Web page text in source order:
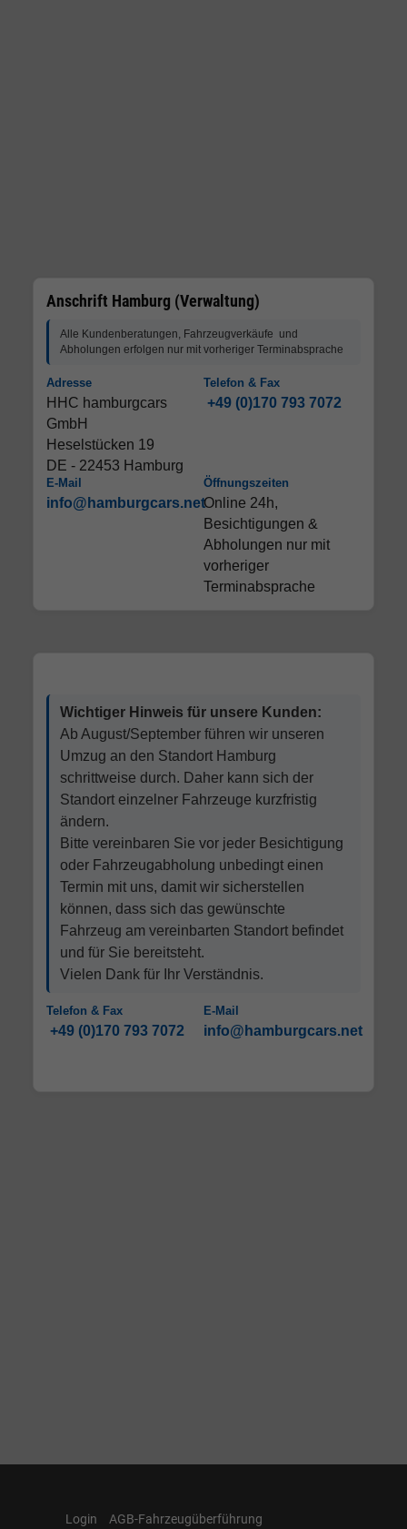
Anschrift Hamburg (Verwaltung)
Alle Kundenberatungen, Fahrzeugverkäufe und
Abholungen erfolgen nur mit vorheriger Terminabsprache
Adresse
HHC hamburgcars
GmbH
Heselstücken 19
DE - 22453 Hamburg
Telefon & Fax
+49 (0)170 793 7072
E-Mail
info@hamburgcars.net
Öffnungszeiten
Online 24h,
Besichtigungen &
Abholungen nur mit
vorheriger
Terminabsprache
Wichtiger Hinweis für unsere Kunden:
Ab August/September führen wir unseren
Umzug an den Standort Hamburg
schrittweise durch. Daher kann sich der
Standort einzelner Fahrzeuge kurzfristig
ändern.
Bitte vereinbaren Sie vor jeder Besichtigung
oder Fahrzeugabholung unbedingt einen
Termin mit uns, damit wir sicherstellen
können, dass sich das gewünschte
Fahrzeug am vereinbarten Standort befindet
und für Sie bereitsteht.
Vielen Dank für Ihr Verständnis.
Telefon & Fax
+49 (0)170 793 7072
E-Mail
info@hamburgcars.net
Login
AGB-Fahrzeugüberführung